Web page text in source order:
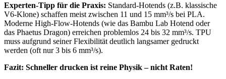
Experten-Tipp für die Praxis: Standard-Hotends (z.B. klassische
V6-Klone) schaffen meist zwischen 11 und 15 mm³/s bei PLA.
Moderne High-Flow-Hotends (wie das Bambu Lab Hotend oder
das Phaetus Dragon) erreichen problemlos 24 bis 32 mm³/s. TPU
muss aufgrund seiner Flexibilität deutlich langsamer gedruckt
werden (oft nur 3 bis 6 mm³/s).
Fazit: Schneller drucken ist reine Physik – nicht Raten!